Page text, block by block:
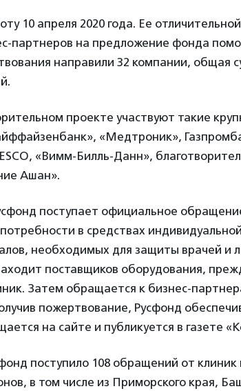
10 апреля 2020 года. Ее
партнеров на предложение фонда
направили 32 компании, общая
проекте участвуют такие
«Медтроник»,
«Вимм-Билль-Данн»,
Ашан».
поступает официальное
в средствах
необходимых для защиты врачей и
поставщиков оборудования,
Затем обращается к бизнес-
пожертвование, Русфонд
на сайте и публикуется в газете
поступило 108 обращений от клиник
в том числе из Приморского края,